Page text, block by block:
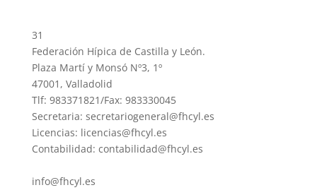
31
Federación Hípica de Castilla y León.
Plaza Martí y Monsó Nº3, 1º
47001, Valladolid
Tlf: 983371821/Fax: 983330045
Secretaria: secretariogeneral@fhcyl.es
Licencias: licencias@fhcyl.es
Contabilidad: contabilidad@fhcyl.es
info@fhcyl.es